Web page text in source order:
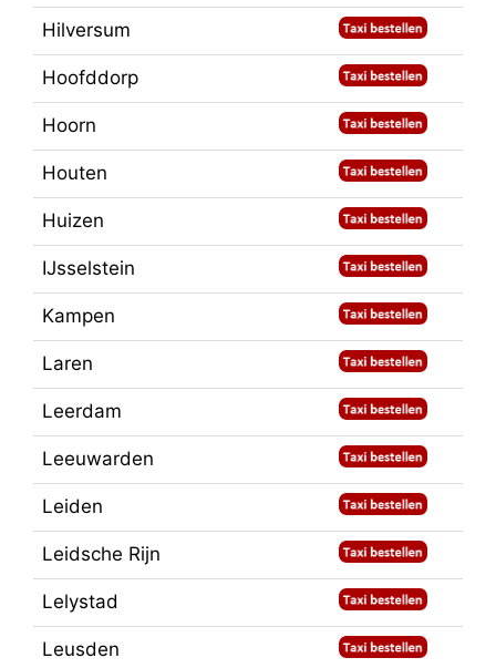
Hilversum
Hoofddorp
Hoorn
Houten
Huizen
IJsselstein
Kampen
Laren
Leerdam
Leeuwarden
Leiden
Leidsche Rijn
Lelystad
Leusden